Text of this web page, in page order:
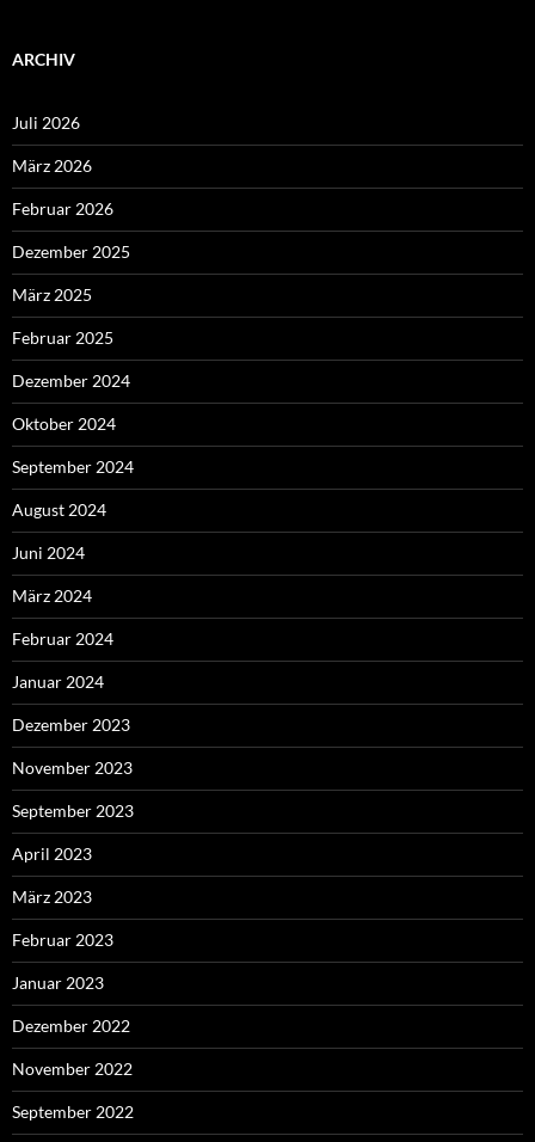
ARCHIV
Juli 2026
März 2026
Februar 2026
Dezember 2025
März 2025
Februar 2025
Dezember 2024
Oktober 2024
September 2024
August 2024
Juni 2024
März 2024
Februar 2024
Januar 2024
Dezember 2023
November 2023
September 2023
April 2023
März 2023
Februar 2023
Januar 2023
Dezember 2022
November 2022
September 2022